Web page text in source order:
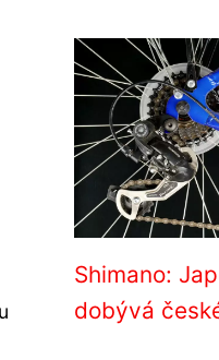
Shimano:
dobývá